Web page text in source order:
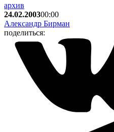
архив
24.02.200300:00
Александр Бирман
поделиться: